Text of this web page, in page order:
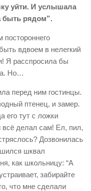
уйти. И услышала
быть рядом”.
постороннего
вдвоем в нелегкий
Я расспросила бы
Но…
перед ним гостинцы.
птенец, и замер.
его тут с ложки
всё делал сам! Ел, пил,
Дозвонилась
шквал
как школьницу: “А
забирайте
что мне сделали